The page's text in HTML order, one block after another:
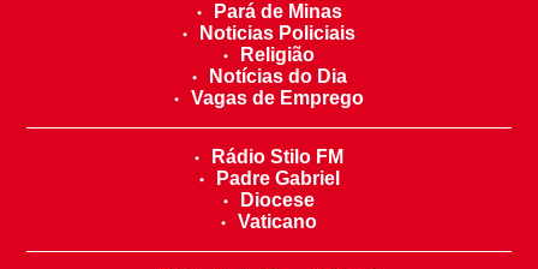
Pará de Minas
Noticias Policiais
Religião
Notícias do Dia
Vagas de Emprego
Rádio Stilo FM
Padre Gabriel
Diocese
Vaticano